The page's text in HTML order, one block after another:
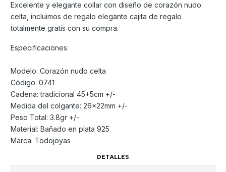
Excelente y elegante collar con diseño de corazón nudo
celta, incluimos de regalo elegante cajita de regalo
totalmente gratis con su compra.
Especificaciones:
Modelo: Corazón nudo celta
Código: 0741
Cadena: tradicional 45+5cm +/-
Medida del colgante: 26x22mm +/-
Peso Total: 3.8gr +/-
Material: Bañado en plata 925
Marca: Todojoyas
DETALLES